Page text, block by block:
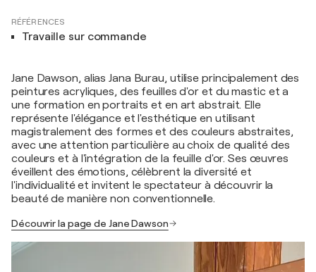
RÉFÉRENCES
Travaille sur commande
Jane Dawson, alias Jana Burau, utilise principalement des
peintures acryliques, des feuilles d'or et du mastic et a
une formation en portraits et en art abstrait. Elle
représente l'élégance et l'esthétique en utilisant
magistralement des formes et des couleurs abstraites,
avec une attention particulière au choix de qualité des
couleurs et à l'intégration de la feuille d'or. Ses œuvres
éveillent des émotions, célèbrent la diversité et
l'individualité et invitent le spectateur à découvrir la
beauté de manière non conventionnelle.
Découvrir la page de Jane Dawson